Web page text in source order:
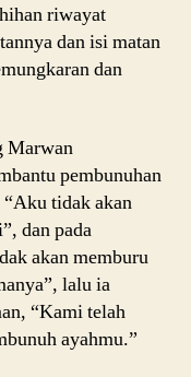
riwayat
dan isi matan
dan
Marwan
pembunuhan
“Aku tidak akan
dan pada
akan memburu
lalu ia
“Kami telah
ayahmu.”